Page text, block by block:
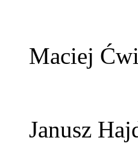
Maciej
Janusz